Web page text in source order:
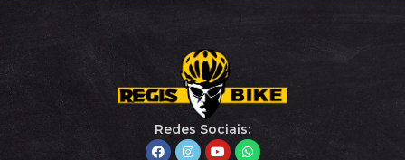
Redes Sociais: